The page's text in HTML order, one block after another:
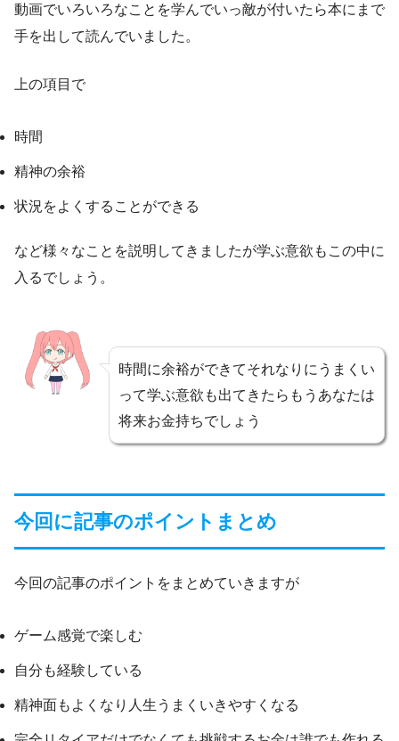
動画でいろいろなことを学んでいっ敵が付いたら本にまで
手を出して読んでいました。
上の項目で
時間
精神の余裕
状況をよくすることができる
など様々なことを説明してきましたが学ぶ意欲もこの中に
入るでしょう。
時間に余裕ができてそれなりにうまくい
って学ぶ意欲も出てきたらもうあなたは
将来お金持ちでしょう
今回に記事のポイントまとめ
今回の記事のポイントをまとめていきますが
ゲーム感覚で楽しむ
自分も経験している
精神面もよくなり人生うまくいきやすくなる